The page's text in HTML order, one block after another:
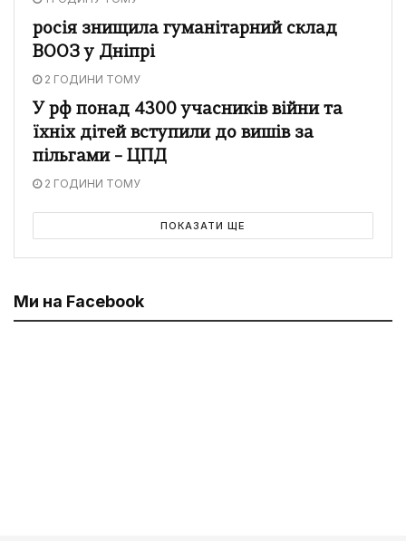
росія знищила гуманітарний склад
ВООЗ у Дніпрі
2 ГОДИНИ ТОМУ
У рф понад 4300 учасників війни та
їхніх дітей вступили до вишів за
пільгами – ЦПД
2 ГОДИНИ ТОМУ
ПОКАЗАТИ ЩЕ
Ми на Facebook